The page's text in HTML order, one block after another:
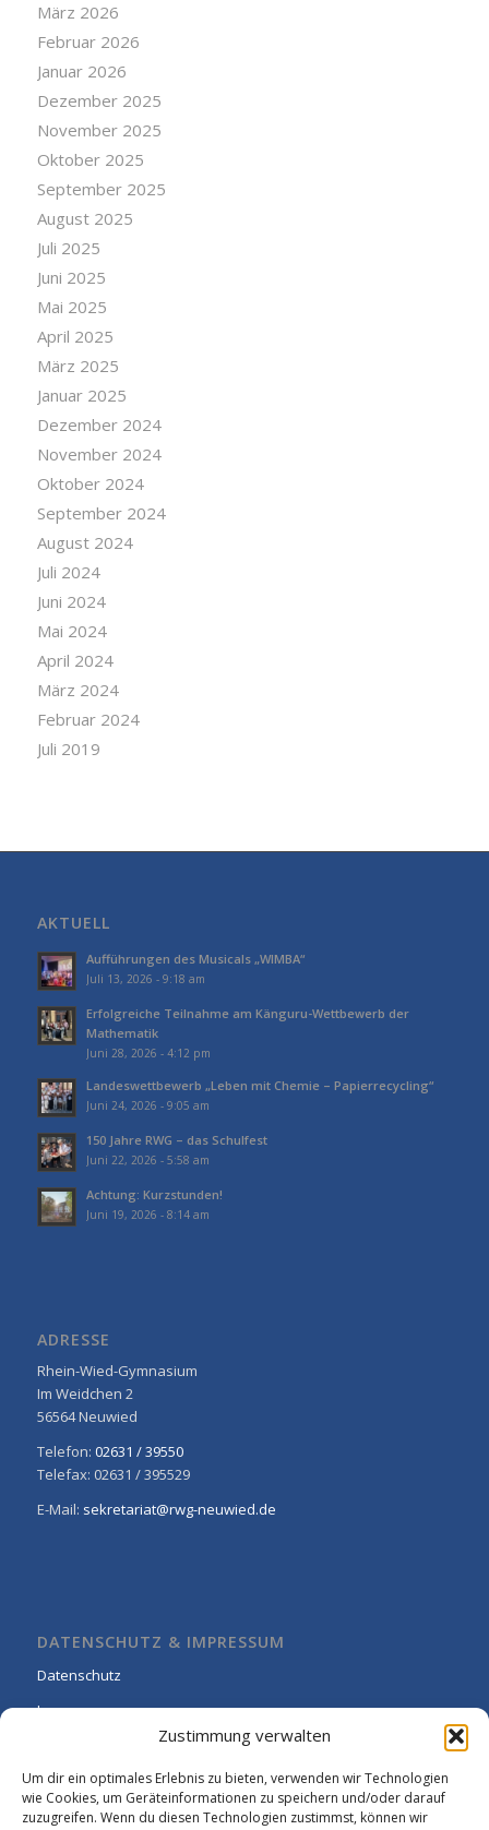
Zustimmung verwalten
Um dir ein optimales Erlebnis zu bieten, verwenden wir Technologien
wie Cookies, um Geräteinformationen zu speichern und/oder darauf
zuzugreifen. Wenn du diesen Technologien zustimmst, können wir
März 2026
Februar 2026
Januar 2026
Dezember 2025
November 2025
Oktober 2025
September 2025
August 2025
Juli 2025
Juni 2025
Mai 2025
April 2025
März 2025
Januar 2025
Dezember 2024
November 2024
Oktober 2024
September 2024
August 2024
Juli 2024
Juni 2024
Mai 2024
April 2024
März 2024
Februar 2024
Juli 2019
AKTUELL
Aufführungen des Musicals „WIMBA“
Juli 13, 2026 - 9:18 am
Erfolgreiche Teilnahme am Känguru-Wettbewerb der
Mathematik
Juni 28, 2026 - 4:12 pm
Landeswettbewerb „Leben mit Chemie – Papierrecycling“
Juni 24, 2026 - 9:05 am
150 Jahre RWG – das Schulfest
Juni 22, 2026 - 5:58 am
Achtung: Kurzstunden!
Juni 19, 2026 - 8:14 am
ADRESSE
Rhein-Wied-Gymnasium
Im Weidchen 2
56564 Neuwied
Telefon: 02631 / 39550
Telefax: 02631 / 395529
E-Mail: sekretariat@rwg-neuwied.de
DATENSCHUTZ & IMPRESSUM
Datenschutz
Impressum
Cookie-Richtlinie (EU)